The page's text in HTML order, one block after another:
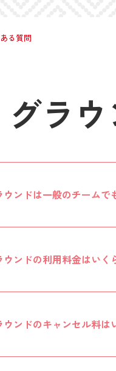
る質問
グラ
ウンドは一般のチームで
ウンドの利用料金はいく
ウンドのキャンセル料は